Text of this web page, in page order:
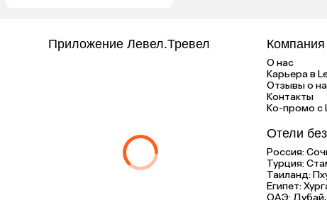
Приложение Левел.Тревел Компания
О нас
Карьера в
Отзывы о
Контакты
Ко-промо с
Отели
Россия:
Турция:
Таиланд:
Египет:
ОАЭ: Дубай,